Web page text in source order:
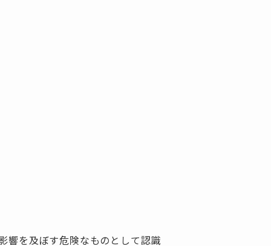
響を及ぼす危険なものとして認識